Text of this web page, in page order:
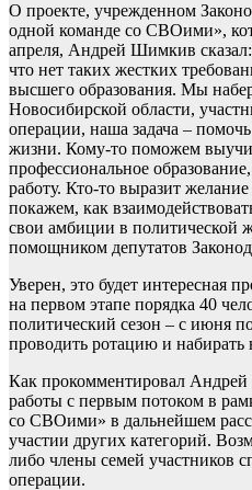
О проекте, учрежденном
одной команде со СВОими»,
апреля, Андрей Шимкив
что нет таких жестких
высшего образования. Мы
Новосибирской области,
операции, наша задача –
жизни. Кому-то поможем
профессиональное
работу. Кто-то выразит
покажем, как
свои амбиции в политической
помощником депутатов
Уверен, это будет интересная
на первом этапе порядка 40
политический сезон – с июня
проводить ротацию и набирать
Как прокомментировал
работы с первым потоком в
со СВОими» в дальнейшем
участии других категорий.
либо члены семей участников
операции.